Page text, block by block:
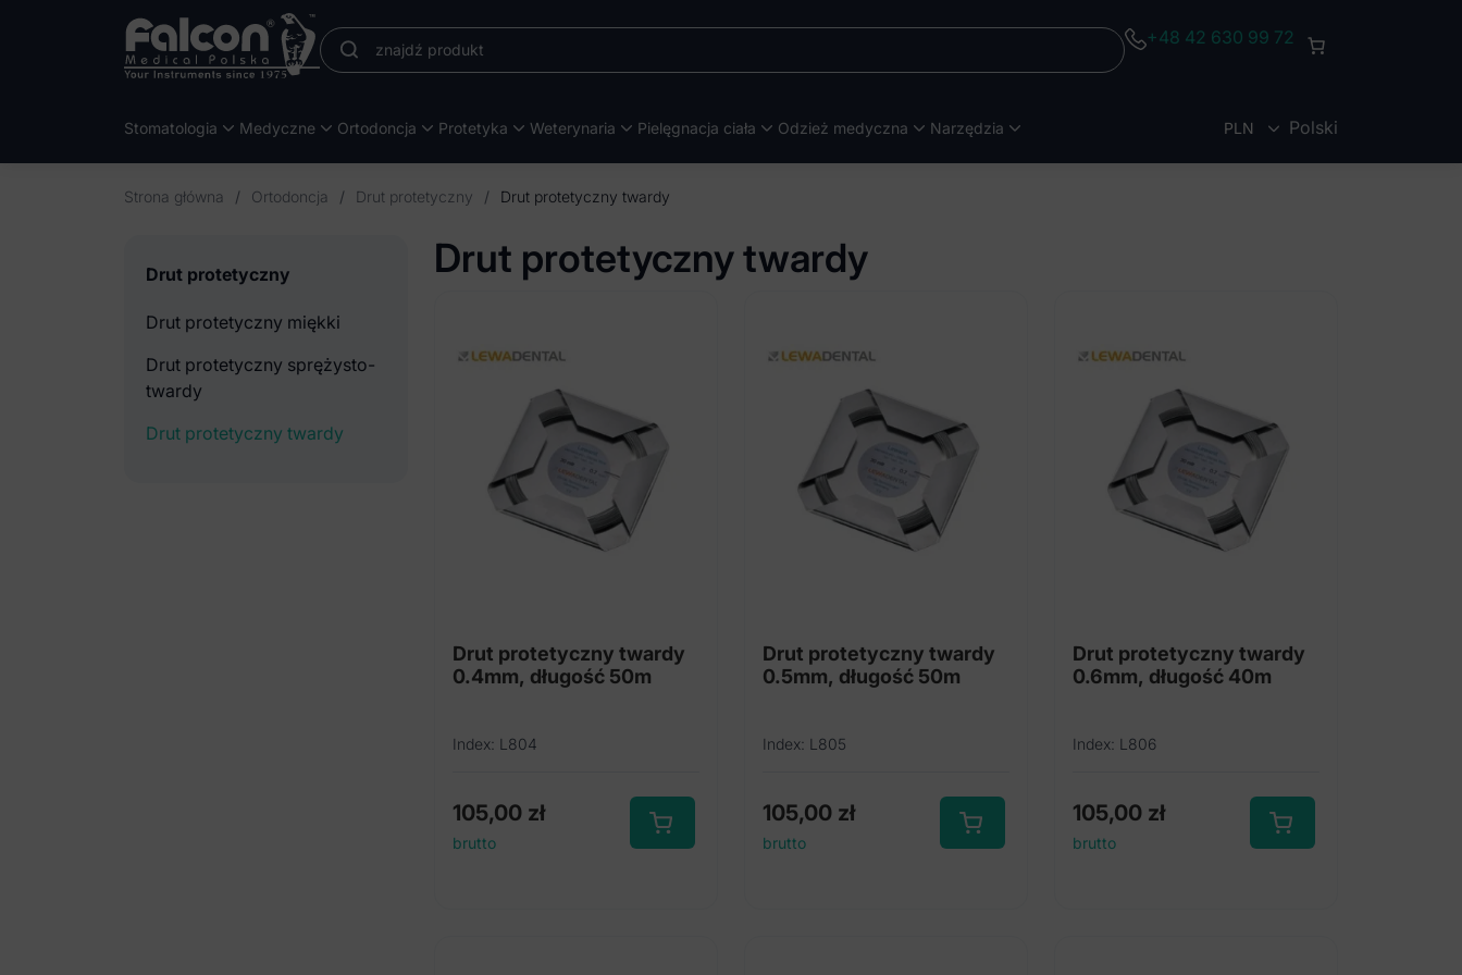
+48 42 630 99 72
Stomatologia Medyczne Ortodoncja Protetyka Weterynaria Pielęgnacja ciała Odzież medyczna Narzędzia PLN Polski
Strona główna / Ortodoncja / Drut protetyczny / Drut protetyczny twardy
Drut protetyczny
Drut protetyczny miękki
Drut protetyczny sprężysto-
twardy
Drut protetyczny twardy
Drut protetyczny twardy
Drut protetyczny twardy
0.4mm, długość 50m
Index: L804
105,00 zł
brutto
Drut protetyczny twardy
0.5mm, długość 50m
Index: L805
105,00 zł
brutto
Drut protetyczny twardy
0.6mm, długość 40m
Index: L806
105,00 zł
brutto